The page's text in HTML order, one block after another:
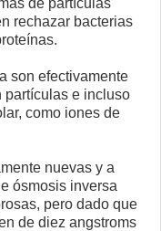
de partículas
rechazar bacterias
son efectivamente
partículas e incluso
como iones de
nuevas y a
ósmosis inversa
pero dado que
de diez angstroms